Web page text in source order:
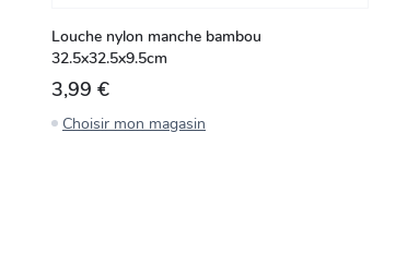
Louche nylon manche bambou
32.5x32.5x9.5cm
3,99 €
Choisir mon magasin